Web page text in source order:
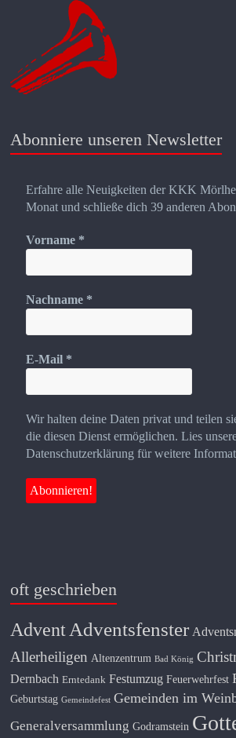
Abonniere unseren Newsletter
Erfahre alle Neuigkeiten der KKK
Monat und schließe dich 39 anderen
Vorname *
Nachname *
E-Mail *
Wir halten deine Daten privat und teilen
die diesen Dienst ermöglichen. Lies
Datenschutzerklärung für weitere
oft geschrieben
Advent Adventsfenster
Allerheiligen Altenzentrum Bad König
Dernbach Erntedank Festumzug Feuerwehrfest
Geburtstag Gemeindefest Gemeinden im
Generalversammlung Godramstein